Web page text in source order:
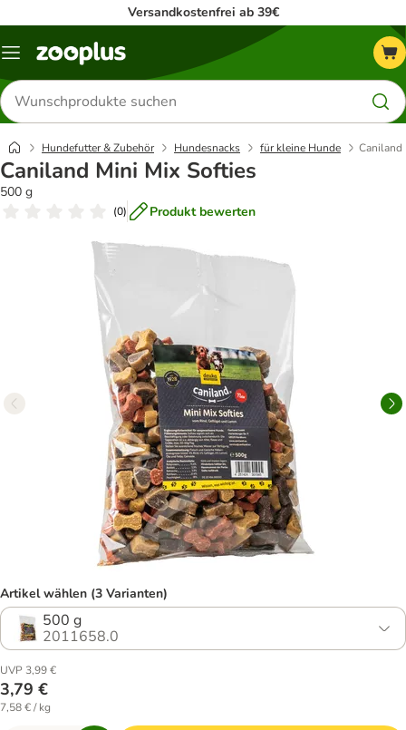
Versandkostenfrei ab 39€
Menü
Produkte
suchen
Hundefutter & Zubehör Hundesnacks für kleine Hunde Caniland
Caniland Mini Mix Softies
500 g
(0) Produkt bewerten
Artikel wählen (3 Varianten)
500 g
2011658.0
UVP 3,99 €
3,79 €
7,58 € / kg